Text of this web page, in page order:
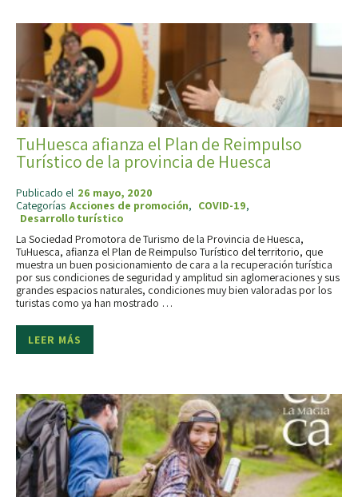
TuHuesca afianza el Plan de Reimpulso
Turístico de la provincia de Huesca
Publicado el 26 mayo, 2020
Categorías Acciones de promoción, COVID-19,
Desarrollo turístico
La Sociedad Promotora de Turismo de la Provincia de Huesca,
TuHuesca, afianza el Plan de Reimpulso Turístico del territorio, que
muestra un buen posicionamiento de cara a la recuperación turística
por sus condiciones de seguridad y amplitud sin aglomeraciones y sus
grandes espacios naturales, condiciones muy bien valoradas por los
turistas como ya han mostrado …
LEER MÁS